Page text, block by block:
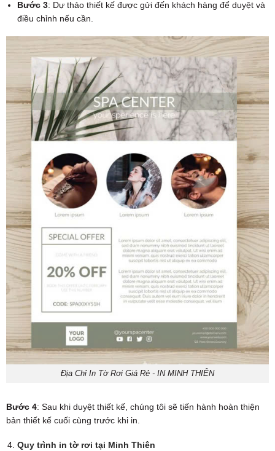
Bước 3: Dự thảo thiết kế được gửi đến khách hàng để duyệt và
điều chỉnh nếu cần.
Địa Chỉ In Tờ Rơi Giá Rẻ - IN MINH THIÊN
Bước 4: Sau khi duyệt thiết kế, chúng tôi sẽ tiến hành hoàn thiện
bản thiết kế cuối cùng trước khi in.
Quy trình in tờ rơi tại Minh Thiên